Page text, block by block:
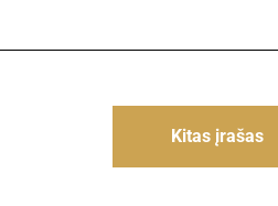
Kitas įrašas